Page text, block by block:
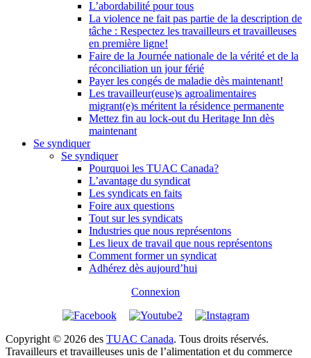
L’abordabilité pour tous
La violence ne fait pas partie de la description de
tâche : Respectez les travailleurs et travailleuses
en première ligne!
Faire de la Journée nationale de la vérité et de la
réconciliation un jour férié
Payer les congés de maladie dès maintenant!
Les travailleur(euse)s agroalimentaires
migrant(e)s méritent la résidence permanente
Mettez fin au lock-out du Heritage Inn dès
maintenant
Se syndiquer
Se syndiquer
Pourquoi les TUAC Canada?
L’avantage du syndicat
Les syndicats en faits
Foire aux questions
Tout sur les syndicats
Industries que nous représentons
Les lieux de travail que nous représentons
Comment former un syndicat
Adhérez dès aujourd’hui
Connexion
Copyright © 2026 des TUAC Canada. Tous droits réservés.
Travailleurs et travailleuses unis de l’alimentation et du commerce